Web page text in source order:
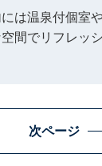
は温泉付個室
空間でリフレッ
次ページ